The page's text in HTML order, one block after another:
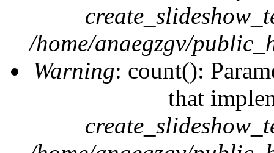
/home/anaegzgv/
Warning: count():
that